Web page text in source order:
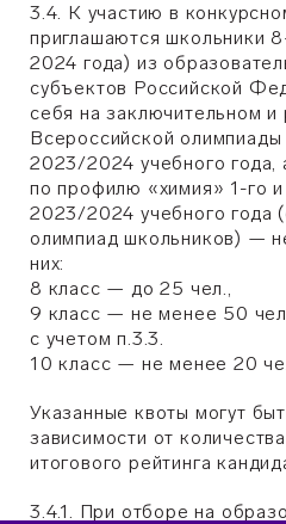
3.4. К участию в
приглашаются школьники
2024 года) из
субъектов Российской
себя на заключительном и
Всероссийской
2023/2024 учебного года,
по профилю «химия» 1-го
2023/2024 учебного года
олимпиад школьников) —
них:
8 класс — до 25 чел.,
9 класс — не менее 50
с учетом п.3.3.
10 класс — не менее 20
Указанные квоты могут
зависимости от
итогового рейтинга
3.4.1. При отборе на